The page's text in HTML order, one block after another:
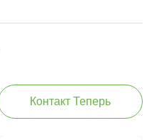
Контакт Теперь